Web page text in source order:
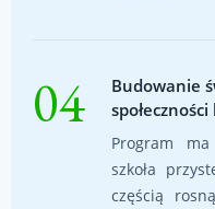
04
Budowanie
Program
szkoła
częścią